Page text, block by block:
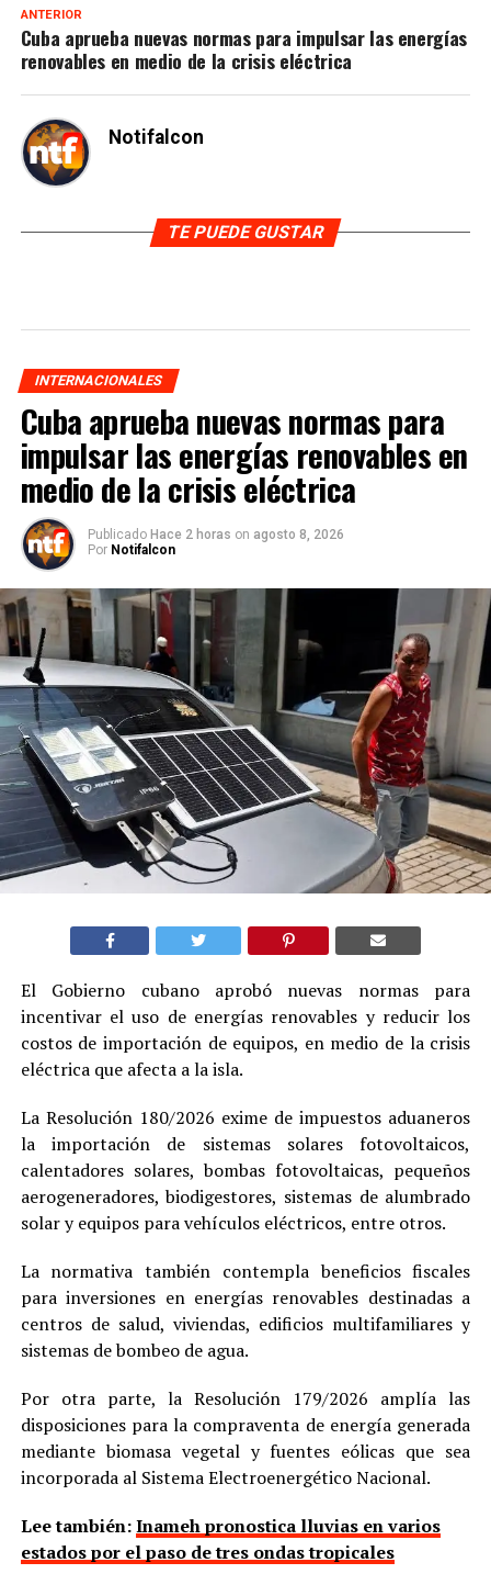
ANTERIOR
Cuba aprueba nuevas normas para impulsar las energías
renovables en medio de la crisis eléctrica
Notifalcon
TE PUEDE GUSTAR
INTERNACIONALES
Cuba aprueba nuevas normas para
impulsar las energías renovables en
medio de la crisis eléctrica
Publicado Hace 2 horas on agosto 8, 2026
Por Notifalcon
El Gobierno cubano aprobó nuevas normas para
incentivar el uso de energías renovables y reducir los
costos de importación de equipos, en medio de la crisis
eléctrica que afecta a la isla.
La Resolución 180/2026 exime de impuestos aduaneros
la importación de sistemas solares fotovoltaicos,
calentadores solares, bombas fotovoltaicas, pequeños
aerogeneradores, biodigestores, sistemas de alumbrado
solar y equipos para vehículos eléctricos, entre otros.
La normativa también contempla beneficios fiscales
para inversiones en energías renovables destinadas a
centros de salud, viviendas, edificios multifamiliares y
sistemas de bombeo de agua.
Por otra parte, la Resolución 179/2026 amplía las
disposiciones para la compraventa de energía generada
mediante biomasa vegetal y fuentes eólicas que sea
incorporada al Sistema Electroenergético Nacional.
Lee también:Inameh pronostica lluvias en varios
estados por el paso de tres ondas tropicales